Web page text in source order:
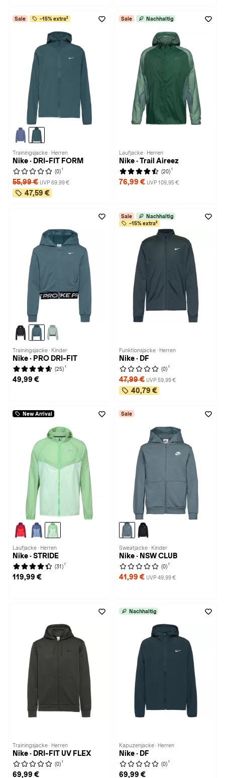
Sale -15% extra²
Trainingsjacke · Herren
Nike · DRI-FIT FORM
(0) 1
55,99 € UVP 69,99 €
47,59 €
Sale Nachhaltig
Laufjacke · Herren
Nike · Trail Aireez
(20) 1
76,99 € UVP 109,95 €
Trainingsjacke · Kinder
Nike · PRO DRI-FIT
(25) 1
49,99 €
Sale
Nachhaltig
-15% extra²
Funktionsjacke · Herren
Nike · DF
(0) 1
47,99 € UVP 59,99 €
40,79 €
New Arrival
Laufjacke · Herren
Nike · STRIDE
(31) 1
119,99 €
Sale
Sweatjacke · Kinder
Nike · NSW CLUB
(0) 1
41,99 € UVP 49,99 €
Trainingsjacke · Herren
Nike · DRI-FIT UV FLEX
(0) 1
69,99 €
Nachhaltig
Kapuzenjacke · Herren
Nike · DF
(0) 1
69,99 €